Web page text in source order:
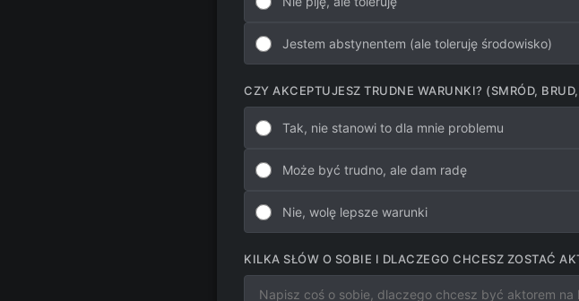
Jestem abstynentem (ale toleruję środowisko)
CZY AKCEPTUJESZ TRUDNE WARUNKI? (SMRÓD,
Tak, nie stanowi to dla mnie problemu
Może być trudno, ale dam radę
Nie, wolę lepsze warunki
KILKA SŁÓW O SOBIE I DLACZEGO CHCESZ ZOSTAĆ